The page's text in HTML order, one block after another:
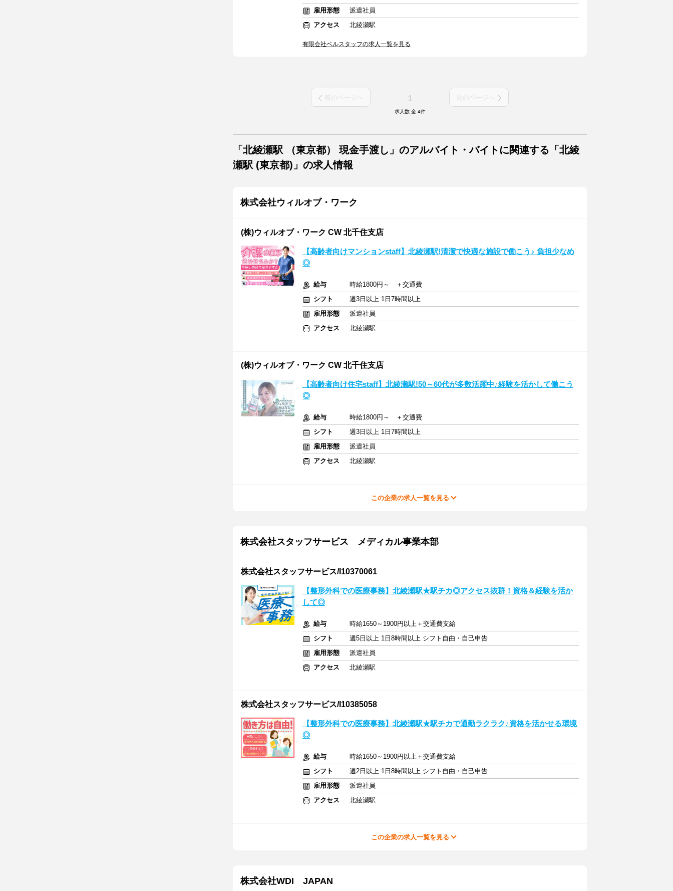
雇用形態
派遣社員
アクセス
北綾瀬駅
有限会社ベルスタッフの求人一覧を見る
前のページへ 1 次のページへ
求人数 全 4件
「北綾瀬駅 （東京都） 現金手渡し」のアルバイト・バイトに関連する「北綾
瀬駅 (東京都)」の求人情報
株式会社ウィルオブ・ワーク
(株)ウィルオブ・ワーク CW 北千住支店
【高齢者向けマンションstaff】北綾瀬駅!清潔で快適な施設で働こう♪ 負担少なめ
◎
給与
時給1800円～ ＋交通費
シフト
週3日以上 1日7時間以上
雇用形態
派遣社員
アクセス
北綾瀬駅
(株)ウィルオブ・ワーク CW 北千住支店
【高齢者向け住宅staff】北綾瀬駅!50～60代が多数活躍中♪経験を活かして働こう
◎
給与
時給1800円～ ＋交通費
シフト
週3日以上 1日7時間以上
雇用形態
派遣社員
アクセス
北綾瀬駅
この企業の求人一覧を見る
株式会社スタッフサービス メディカル事業本部
株式会社スタッフサービス/I10370061
【整形外科での医療事務】北綾瀬駅★駅チカ◎アクセス抜群！資格＆経験を活か
して◎
給与
時給1650～1900円以上＋交通費支給
シフト
週5日以上 1日8時間以上 シフト自由・自己申告
雇用形態
派遣社員
アクセス
北綾瀬駅
株式会社スタッフサービス/I10385058
【整形外科での医療事務】北綾瀬駅★駅チカで通勤ラクラク♪資格を活かせる環境
◎
給与
時給1650～1900円以上＋交通費支給
シフト
週2日以上 1日8時間以上 シフト自由・自己申告
雇用形態
派遣社員
アクセス
北綾瀬駅
この企業の求人一覧を見る
株式会社WDI JAPAN